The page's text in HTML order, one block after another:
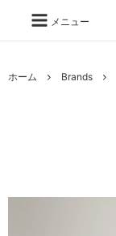
メニュー
ホーム Brands